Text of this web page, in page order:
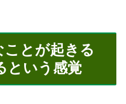
とが起きる
という感覚